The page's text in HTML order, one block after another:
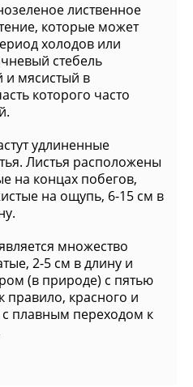
лиственное
которые может
холодов или
стебель
и мясистый в
которого часто
удлиненные
Листья расположены
на концах побегов,
на ощупь, 6-15 см в
множество
2-5 см в длину и
(в природе) с пятью
правило, красного и
с плавным переходом к